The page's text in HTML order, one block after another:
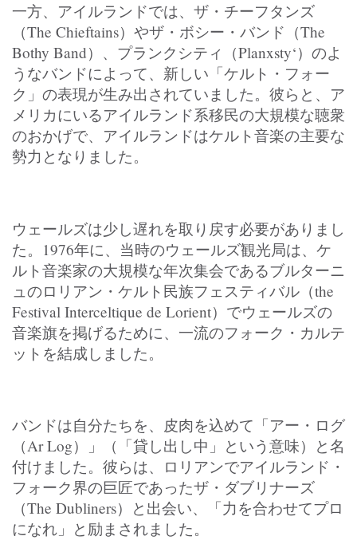
一方、アイルランドでは、ザ・チーフタンズ
（The Chieftains）やザ・ボシー・バンド（The
Bothy Band）、プランクシティ（Planxsty‘）のよ
うなバンドによって、新しい「ケルト・フォー
ク」の表現が生み出されていました。彼らと、ア
メリカにいるアイルランド系移民の大規模な聴衆
のおかげで、アイルランドはケルト音楽の主要な
勢力となりました。
ウェールズは少し遅れを取り戻す必要がありまし
た。1976年に、当時のウェールズ観光局は、ケ
ルト音楽家の大規模な年次集会であるブルターニ
ュのロリアン・ケルト民族フェスティバル（the
Festival Interceltique de Lorient）でウェールズの
音楽旗を掲げるために、一流のフォーク・カルテ
ットを結成しました。
バンドは自分たちを、皮肉を込めて「アー・ログ
（Ar Log）」（「貸し出し中」という意味）と名
付けました。彼らは、ロリアンでアイルランド・
フォーク界の巨匠であったザ・ダブリナーズ
（The Dubliners）と出会い、「力を合わせてプロ
になれ」と励まされました。